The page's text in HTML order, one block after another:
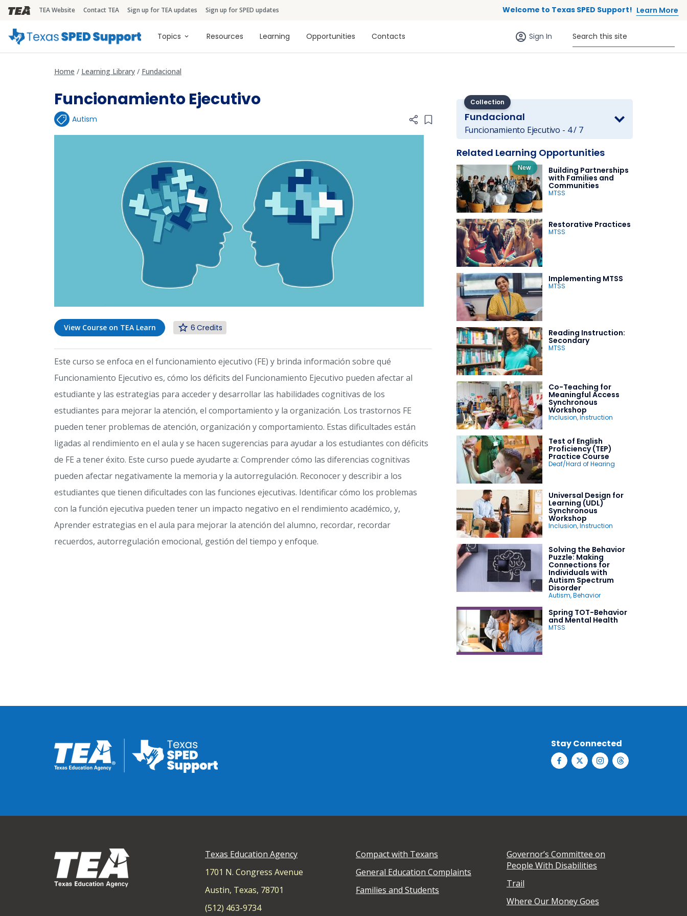
TEA Brandbar
TEA Website Contact TEA Sign up for TEA updates Sign up for SPED updates Welcome to Texas SPED Support! Learn More
Main navigation
Topics Resources Learning Opportunities Contacts Sign in (anonymous users)
Sign In Search this site
Home Learning Library Fundacional
Funcionamiento Ejecutivo
Autism Add item to list
View Course on TEA Learn 6
Este curso se enfoca en el funcionamiento ejecutivo (FE) y brinda información sobre qué
Funcionamiento Ejecutivo es, cómo los déficits del Funcionamiento Ejecutivo pueden afectar al
estudiante y las estrategias para acceder y desarrollar las habilidades cognitivas de los
estudiantes para mejorar la atención, el comportamiento y la organización. Los trastornos FE
pueden tener problemas de atención, organización y comportamiento. Estas dificultades están
ligadas al rendimiento en el aula y se hacen sugerencias para ayudar a los estudiantes con déficits
de FE a tener éxito. Este curso puede ayudarte a: Comprender cómo las diferencias cognitivas
pueden afectar negativamente la memoria y la autorregulación. Reconocer y describir a los
estudiantes que tienen dificultades con las funciones ejecutivas. Identificar cómo los problemas
con la función ejecutiva pueden tener un impacto negativo en el rendimiento académico, y,
Aprender estrategias en el aula para mejorar la atención del alumno, recordar, recordar
recuerdos, autorregulación emocional, gestión del tiempo y enfoque.
Collection
Fundacional
Funcionamiento Ejecutivo - 4 / 7
Related Learning Opportunities
Building Partnerships
with Families and
Communities
MTSS
New
Restorative Practices
MTSS
Implementing MTSS
MTSS
Reading Instruction:
Secondary
MTSS
Co-Teaching for
Meaningful Access
Synchronous
Workshop
Inclusion,Instruction
Test of English
Proficiency (TEP)
Practice Course
Deaf/Hard of Hearing
Universal Design for
Learning (UDL)
Synchronous
Workshop
Inclusion,Instruction
Solving the Behavior
Puzzle: Making
Connections for
Individuals with
Autism Spectrum
Disorder
Autism,Behavior
Spring TOT-Behavior
and Mental Health
MTSS
Stay Connected
Texas Education Agency
1701 N. Congress Avenue
Austin, Texas, 78701
(512) 463-9734
Compact with Texans
General Education Complaints
Families and Students
Governor’s Committee on
People With Disabilities
Trail
Where Our Money Goes